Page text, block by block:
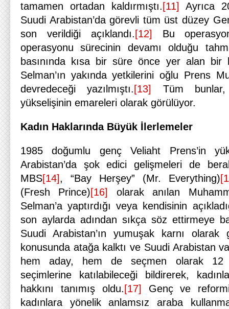
tamamen ortadan kaldırmıştı. [11]
Ayrıca
Suudi Arabistan’da görevli tüm üst düzey
son verildiği açıklandı. [12]
Bu
operasyonu sürecinin devamı olduğu
basınında kısa bir süre önce yer alan bir
Selman’ın yakında yetkilerini oğlu Prens
devredeceği yazılmıştı. [13]
Tüm bunlar,
yükselişinin emareleri olarak görülüyor.
Kadın Haklarında Büyük İlerlemeler
1985 doğumlu genç Veliaht Prens’in
Arabistan’da şok edici gelişmeleri de
MBS[14], “Bay Herşey” (Mr. Everything)
(Fresh Prince)[16]
olarak anılan
Selman’a yaptırdığı veya kendisinin
son aylarda adından sıkça söz ettirmeye
Suudi Arabistan’ın yumuşak karnı olarak
konusunda atağa kalktı ve Suudi Arabistan
hem aday, hem de seçmen olarak 12
seçimlerine katılabileceği bildirerek,
hakkını tanımış oldu. [17]
Genç ve
kadınlara yönelik anlamsız araba